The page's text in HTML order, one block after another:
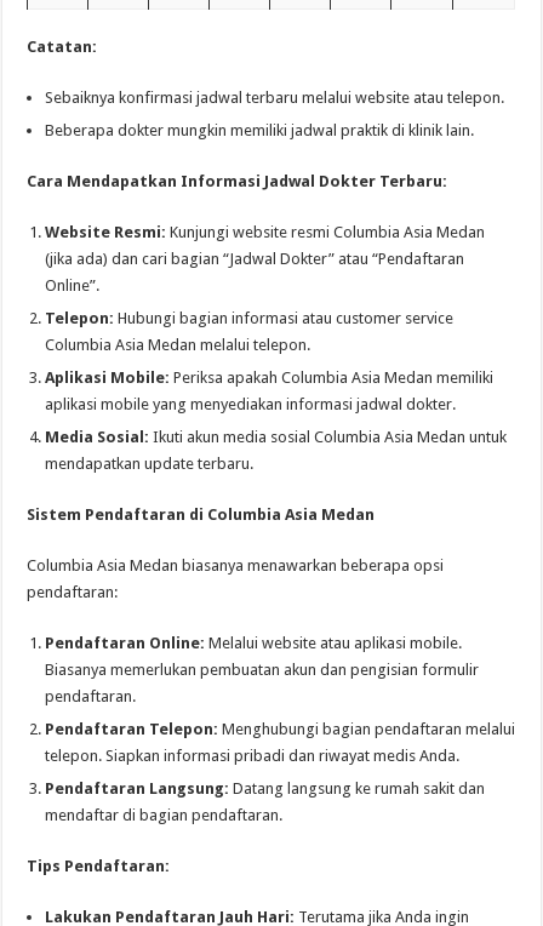
Catatan:
Sebaiknya konfirmasi jadwal terbaru melalui website atau telepon.
Beberapa dokter mungkin memiliki jadwal praktik di klinik lain.
Cara Mendapatkan Informasi Jadwal Dokter Terbaru:
Website Resmi: Kunjungi website resmi Columbia Asia Medan
(jika ada) dan cari bagian “Jadwal Dokter” atau “Pendaftaran
Online”.
Telepon: Hubungi bagian informasi atau customer service
Columbia Asia Medan melalui telepon.
Aplikasi Mobile: Periksa apakah Columbia Asia Medan memiliki
aplikasi mobile yang menyediakan informasi jadwal dokter.
Media Sosial: Ikuti akun media sosial Columbia Asia Medan untuk
mendapatkan update terbaru.
Sistem Pendaftaran di Columbia Asia Medan
Columbia Asia Medan biasanya menawarkan beberapa opsi
pendaftaran:
Pendaftaran Online: Melalui website atau aplikasi mobile.
Biasanya memerlukan pembuatan akun dan pengisian formulir
pendaftaran.
Pendaftaran Telepon: Menghubungi bagian pendaftaran melalui
telepon. Siapkan informasi pribadi dan riwayat medis Anda.
Pendaftaran Langsung: Datang langsung ke rumah sakit dan
mendaftar di bagian pendaftaran.
Tips Pendaftaran:
Lakukan Pendaftaran Jauh Hari: Terutama jika Anda ingin